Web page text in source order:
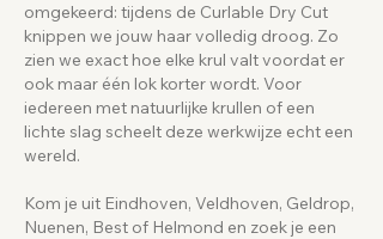
omgekeerd: tijdens de Curlable Dry Cut
knippen we jouw haar volledig droog. Zo
zien we exact hoe elke krul valt voordat er
ook maar één lok korter wordt. Voor
iedereen met natuurlijke krullen of een
lichte slag scheelt deze werkwijze echt een
wereld.
Kom je uit Eindhoven, Veldhoven, Geldrop,
Nuenen, Best of Helmond en zoek je een